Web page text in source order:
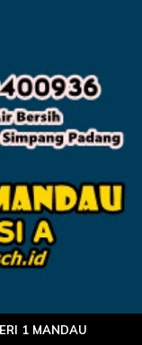
1 MANDAU